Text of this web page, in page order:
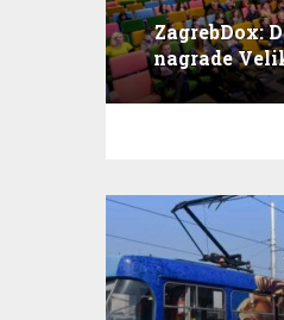
ZagrebDox:
nagrade